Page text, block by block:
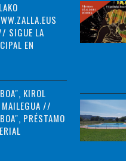
SIGUE LA
EN
KIROL
MAILEGUA //
PRÉSTAMO